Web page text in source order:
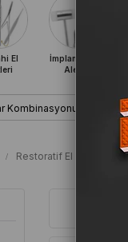
El
İmplantoloji El
Aletleri
Kombinasyonu
Restoratif El Aletleri
Dolgu